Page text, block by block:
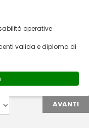
operative
valida e diploma di
AVANTI